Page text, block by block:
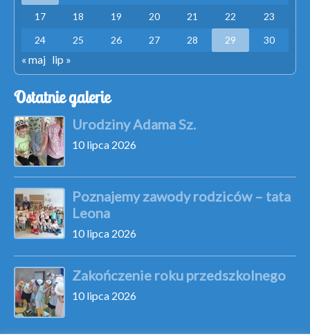
17
18 19 20 21 22
23
24
25 26 27 28 29 30
« maj lip »
Ostatnie galerie
Urodziny Adama Sz.
10 lipca 2026
Poznajemy zawody rodziców – tata
Leona
10 lipca 2026
Zakończenie roku przedszkolnego
10 lipca 2026